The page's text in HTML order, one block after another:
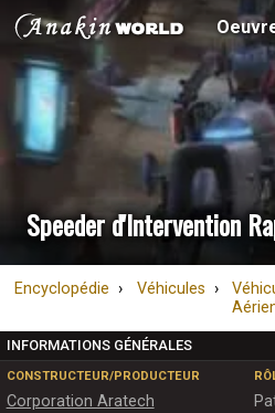
Speeder d'Intervention
Encyclopédie Véhicules
INFORMATIONS GÉNÉRALES
CONSTRUCTEUR/PRODUCTEUR
Corporation Aratech